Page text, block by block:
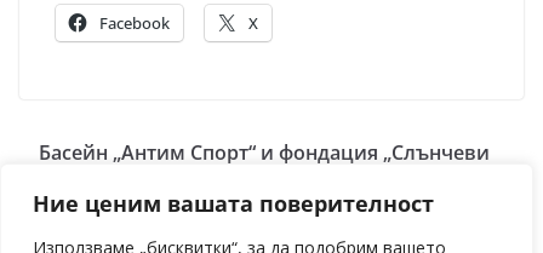
Ние ценим вашата поверителност
Използваме „бисквитки“, за да подобрим вашето
Facebook X
Басейн „Антим Спорт“ и фондация „Слънчеви
на децата и хората със специални потребности